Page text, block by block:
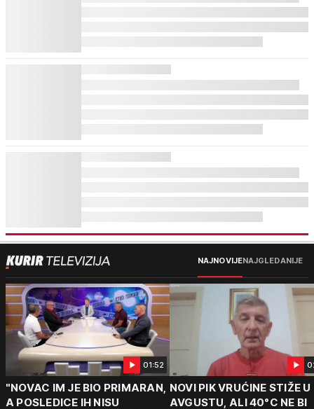
NAJNOVIJENAJGLEDANIJE
01:52
"NOVAC IM JE BIO PRIMARAN,
A POSLEDICE IH NISU
NOVI PIK VRUĆINE STIŽE U
AVGUSTU, ALI 40°C NE BI